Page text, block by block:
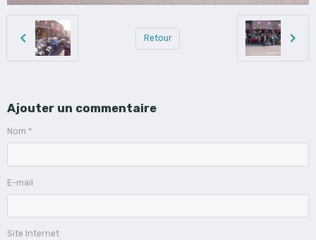
Retour
Ajouter un commentaire
Nom
E-mail
Site Internet